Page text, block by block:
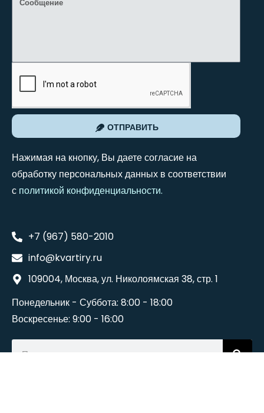
ОТПРАВИТЬ
Нажимая на кнопку, Вы даете согласие на
обработку персональных данных в соответствии
с политикой конфиденциальности.
+7 (967) 580-2010
info@kvartiry.ru
109004, Москва, ул. Николоямская 38, стр. 1
Понедельник - Суббота: 8:00 - 18:00
Воскресенье: 9:00 - 16:00